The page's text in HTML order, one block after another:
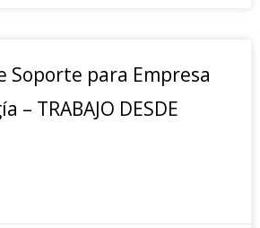
Soporte para Empresa
– TRABAJO DESDE